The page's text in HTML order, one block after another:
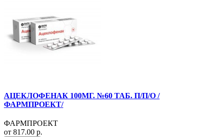
АЦЕКЛОФЕНАК 100МГ. №60 ТАБ. П/П/О /
ФАРМПРОЕКТ/
ФАРМПРОЕКТ
от 817.00 р.